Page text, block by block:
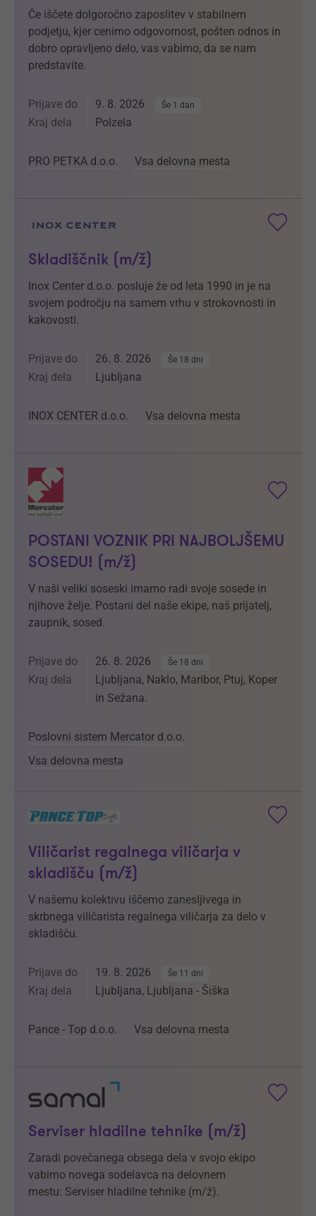
Če iščete dolgoročno zaposlitev v stabilnem
podjetju, kjer cenimo odgovornost, pošten odnos in
dobro opravljeno delo, vas vabimo, da se nam
predstavite.
Prijave do 9. 8. 2026 Še 1 dan
Kraj dela Polzela
PRO PETKA d.o.o. Vsa delovna mesta
Skladiščnik (m/ž)
Inox Center d.o.o. posluje že od leta 1990 in je na
svojem področju na samem vrhu v strokovnosti in
kakovosti.
Prijave do 26. 8. 2026 Še 18 dni
Kraj dela Ljubljana
INOX CENTER d.o.o. Vsa delovna mesta
POSTANI VOZNIK PRI NAJBOLJŠEMU
SOSEDU! (m/ž)
V naši veliki soseski imamo radi svoje sosede in
njihove želje. Postani del naše ekipe, naš prijatelj,
zaupnik, sosed.
Prijave do 26. 8. 2026 Še 18 dni
Kraj dela
Ljubljana, Naklo, Maribor, Ptuj, Koper
in Sežana.
Poslovni sistem Mercator d.o.o.
Vsa delovna mesta
Viličarist regalnega viličarja v
skladišču (m/ž)
V našemu kolektivu iščemo zanesljivega in
skrbnega viličarista regalnega viličarja za delo v
skladišču.
Prijave do 19. 8. 2026 Še 11 dni
Kraj dela Ljubljana, Ljubljana - Šiška
Pance - Top d.o.o. Vsa delovna mesta
Serviser hladilne tehnike (m/ž)
Zaradi povečanega obsega dela v svojo ekipo
vabimo novega sodelavca na delovnem
mestu: Serviser hladilne tehnike (m/ž).